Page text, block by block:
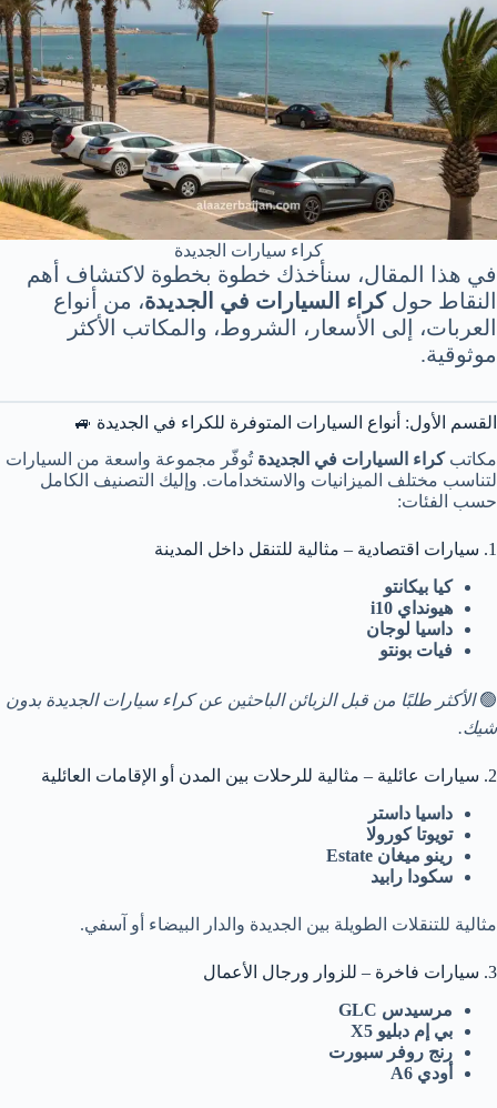
كراء سيارات الجديدة
في هذا المقال، سنأخذك خطوة بخطوة لاكتشاف أهم
النقاط حولكراء السيارات في الجديدة، من أنواع
العربات، إلى الأسعار، الشروط، والمكاتب الأكثر
موثوقية.
القسم الأول: أنواع السيارات المتوفرة للكراء في الجديدة 🚙
مكاتبكراء السيارات في الجديدة تُوفّر مجموعة واسعة من السيارات
لتناسب مختلف الميزانيات والاستخدامات. وإليك التصنيف الكامل
حسب الفئات:
1. سيارات اقتصادية – مثالية للتنقل داخل المدينة
كيا بيكانتو
هيونداي i10
داسيا لوجان
فيات بونتو
🟢الأكثر طلبًا من قبل الزبائن الباحثين عن كراء سيارات الجديدة بدون
شيك.
2. سيارات عائلية – مثالية للرحلات بين المدن أو الإقامات العائلية
داسيا داستر
تويوتا كورولا
رينو ميغان Estate
سكودا رابيد
مثالية للتنقلات الطويلة بين الجديدة والدار البيضاء أو آسفي.
3. سيارات فاخرة – للزوار ورجال الأعمال
مرسيدس GLC
بي إم دبليو X5
رنج روفر سبورت
أودي A6